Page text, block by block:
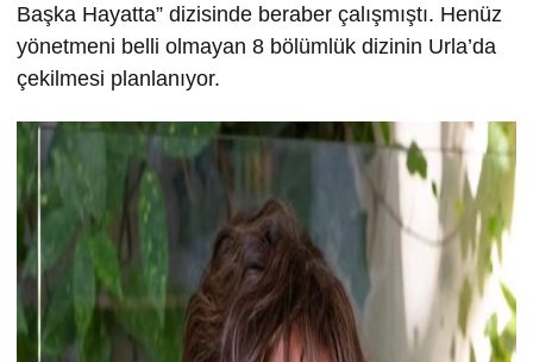
Başka Hayatta” dizisinde beraber çalışmıştı. Henüz
yönetmeni belli olmayan 8 bölümlük dizinin Urla’da
çekilmesi planlanıyor.